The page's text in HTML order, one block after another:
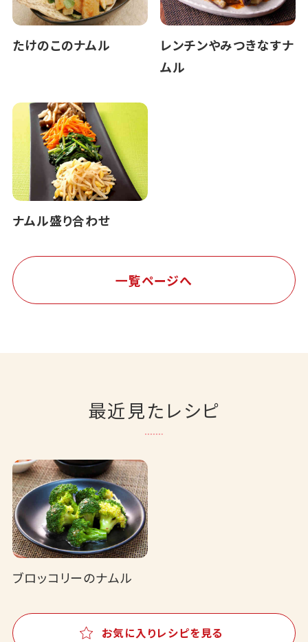
たけのこのナムル
レンチンやみつきなすナ
ムル
ナムル盛り合わせ
一覧ページへ
最近見たレシピ
ブロッコリーのナムル
お気に入りレシピを見る